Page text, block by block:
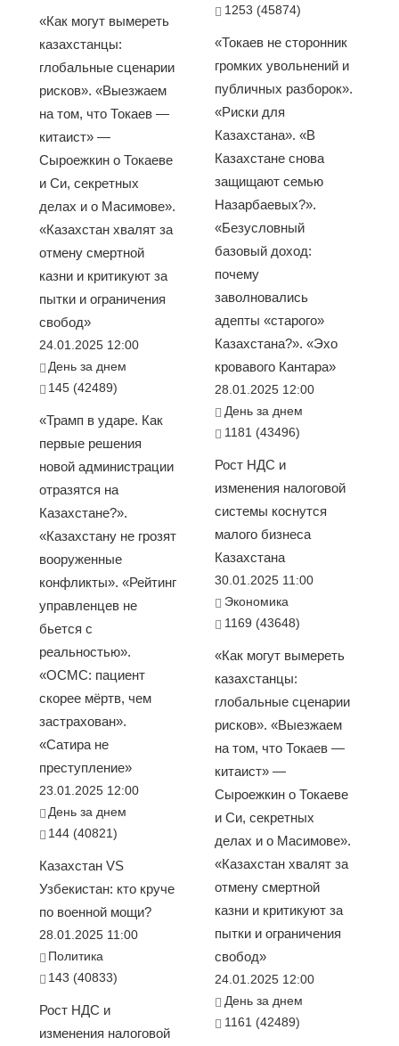
«Как могут вымереть
казахстанцы:
глобальные сценарии
рисков». «Выезжаем
на том, что Токаев —
китаист» —
Сыроежкин о Токаеве
и Си, секретных
делах и о Масимове».
«Казахстан хвалят за
отмену смертной
казни и критикуют за
пытки и ограничения
свобод»
24.01.2025 12:00
День за днем
145 (42489)
«Трамп в ударе. Как
первые решения
новой администрации
отразятся на
Казахстане?».
«Казахстану не грозят
вооруженные
конфликты». «Рейтинг
управленцев не
бьется с
реальностью».
«ОСМС: пациент
скорее мёртв, чем
застрахован».
«Сатира не
преступление»
23.01.2025 12:00
День за днем
144 (40821)
Казахстан VS
Узбекистан: кто круче
по военной мощи?
28.01.2025 11:00
Политика
143 (40833)
Рост НДС и
изменения налоговой
1253 (45874)
«Токаев не сторонник
громких увольнений и
публичных разборок».
«Риски для
Казахстана». «В
Казахстане снова
защищают семью
Назарбаевых?».
«Безусловный
базовый доход:
почему
заволновались
адепты «старого»
Казахстана?». «Эхо
кровавого Кантара»
28.01.2025 12:00
День за днем
1181 (43496)
Рост НДС и
изменения налоговой
системы коснутся
малого бизнеса
Казахстана
30.01.2025 11:00
Экономика
1169 (43648)
«Как могут вымереть
казахстанцы:
глобальные сценарии
рисков». «Выезжаем
на том, что Токаев —
китаист» —
Сыроежкин о Токаеве
и Си, секретных
делах и о Масимове».
«Казахстан хвалят за
отмену смертной
казни и критикуют за
пытки и ограничения
свобод»
24.01.2025 12:00
День за днем
1161 (42489)